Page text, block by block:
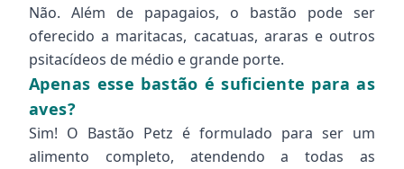
Não. Além de papagaios, o bastão pode ser
oferecido a maritacas, cacatuas, araras e outros
psitacídeos de médio e grande porte.
Apenas esse bastão é suficiente para as
aves?
Sim! O Bastão Petz é formulado para ser um
alimento completo, atendendo a todas as